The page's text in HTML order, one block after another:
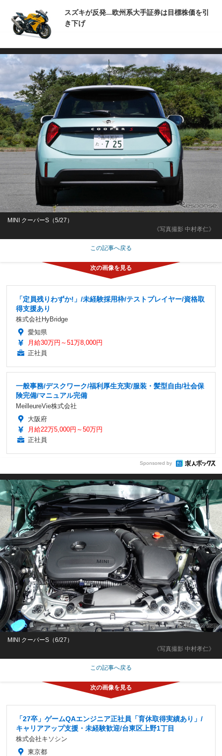
スズキが反発...欧州系大手証券は目標株価を引
き下げ
《写真撮影 中村孝仁》
MINI クーパーS（5/27）
この記事へ戻る
「定員残りわずか!」/未経験採用枠/テストプレイヤー/資格取
得支援あり
株式会社HyBridge
愛知県
月給30万円～51万8,000円
正社員
一般事務/デスクワーク/福利厚生充実/服装・髪型自由/社会保
険完備/マニュアル完備
MeilleureVie株式会社
大阪府
月給22万5,000円～50万円
正社員
Sponsored by
《写真撮影 中村孝仁》
MINI クーパーS（6/27）
この記事へ戻る
「27卒」ゲームQAエンジニア正社員「育休取得実績あり」/
キャリアアップ支援・未経験歓迎/台東区上野1丁目
株式会社キソシン
東京都